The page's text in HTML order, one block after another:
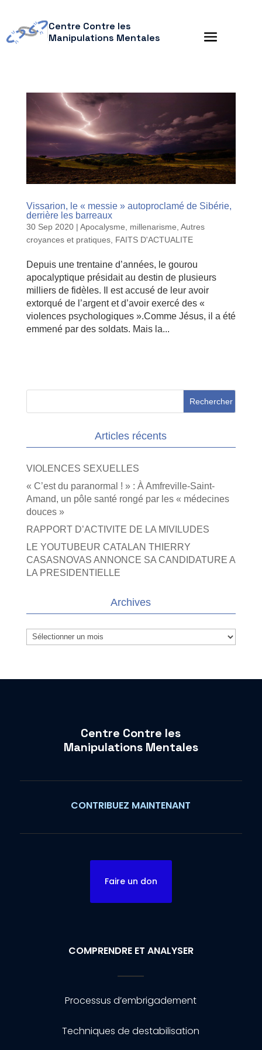
Centre Contre les
Manipulations Mentales
Vissarion, le « messie » autoproclamé de Sibérie,
derrière les barreaux
30 Sep 2020| Apocalysme, millenarisme Autres
croyances et pratiques, FAITS D'ACTUALITE
Depuis une trentaine d’années, le gourou
apocalyptique présidait au destin de plusieurs
milliers de fidèles. Il est accusé de leur avoir
extorqué de l’argent et d’avoir exercé des «
violences psychologiques ».Comme Jésus, il a été
emmené par des soldats. Mais la...
Articles récents
VIOLENCES SEXUELLES
« C’est du paranormal ! » : À Amfreville-Saint-
Amand, un pôle santé rongé par les « médecines
douces »
RAPPORT D’ACTIVITE DE LA MIVILUDES
LE YOUTUBEUR CATALAN THIERRY
CASASNOVAS ANNONCE SA CANDIDATURE A
LA PRESIDENTIELLE
Archives
Archives
Centre Contre les
Manipulations Mentales
CONTRIBUEZ MAINTENANT
Faire un don
COMPRENDRE ET ANALYSER
Processus d’embrigadement
Techniques de destabilisation